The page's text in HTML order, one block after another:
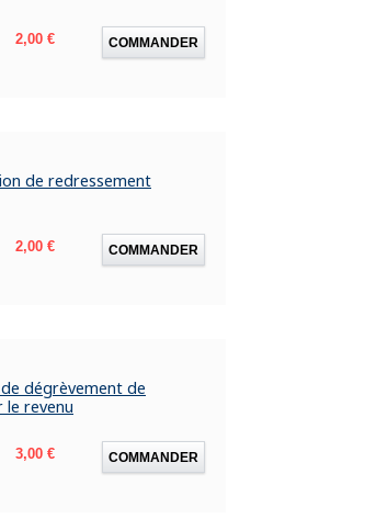
Prix
2,00 € COMMANDER
de redressement
Prix
2,00 € COMMANDER
dégrèvement de
revenu
Prix
3,00 € COMMANDER